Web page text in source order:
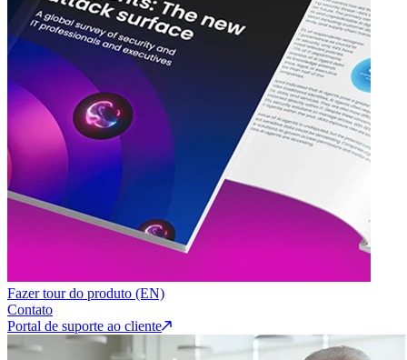
Fazer tour do produto (EN)
Contato
Portal de suporte ao cliente